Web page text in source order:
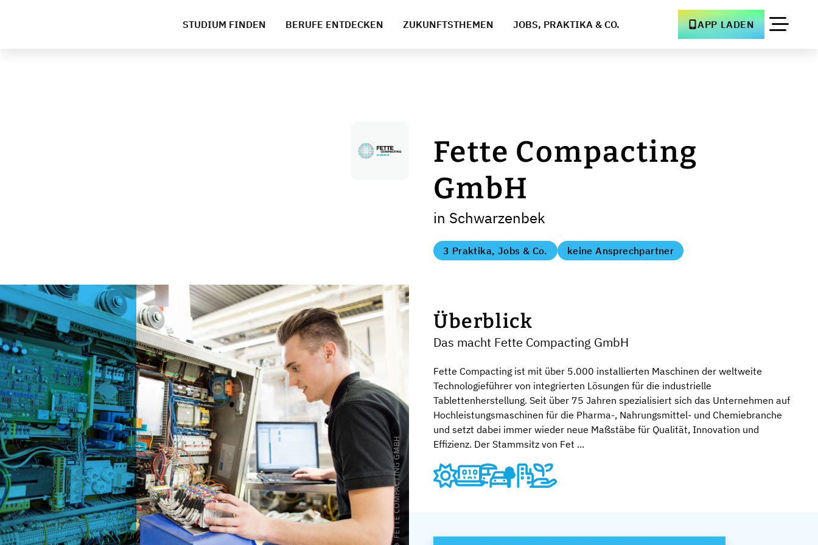
STUDIUM FINDEN BERUFE ENTDECKEN ZUKUNFTSTHEMEN JOBS, PRAKTIKA & CO. APP LADEN
Fette Compacting
GmbH
in Schwarzenbek
3 Praktika, Jobs & Co. keine Ansprechpartner
© FETTE COMPACTING GMBH
Überblick
Das macht Fette Compacting GmbH
Fette Compacting ist mit über 5.000 installierten Maschinen der weltweite
Technologieführer von integrierten Lösungen für die industrielle
Tablettenherstellung. Seit über 75 Jahren spezialisiert sich das Unternehmen auf
Hochleistungsmaschinen für die Pharma-, Nahrungsmittel- und Chemiebranche
und setzt dabei immer wieder neue Maßstäbe für Qualität, Innovation und
Effizienz. Der Stammsitz von Fet ...